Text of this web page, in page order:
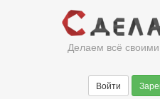
Делаем всё
Войти